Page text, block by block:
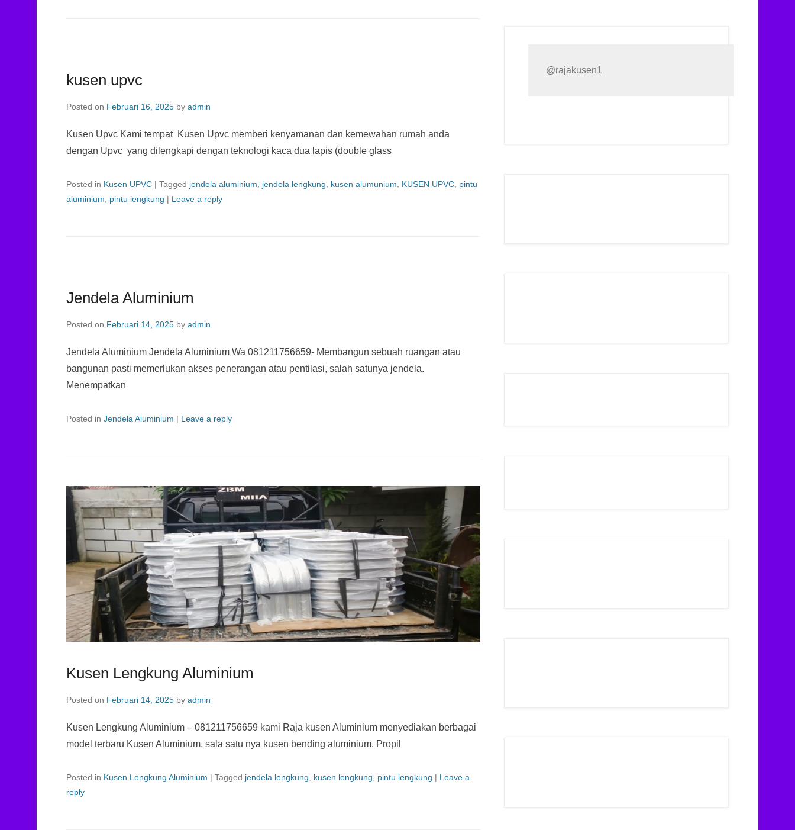
kusen upvc
Posted on Februari 16, 2025 by admin
Kusen Upvc Kami tempat Kusen Upvc memberi kenyamanan dan kemewahan rumah anda
dengan Upvc yang dilengkapi dengan teknologi kaca dua lapis (double glass
Posted in Kusen UPVC | Tagged jendela aluminium jendela lengkung kusen alumunium KUSEN UPVC pintu
aluminium
pintu lengkung | Leave a reply
Jendela Aluminium
Posted on Februari 14, 2025 by admin
Jendela Aluminium Jendela Aluminium Wa 081211756659- Membangun sebuah ruangan atau
bangunan pasti memerlukan akses penerangan atau pentilasi, salah satunya jendela.
Menempatkan
Posted in Jendela Aluminium | Leave a reply
Kusen Lengkung Aluminium
Posted on Februari 14, 2025 by admin
Kusen Lengkung Aluminium – 081211756659 kami Raja kusen Aluminium menyediakan berbagai
model terbaru Kusen Aluminium, sala satu nya kusen bending aluminium. Propil
Posted in Kusen Lengkung Aluminium | Tagged jendela lengkung kusen lengkung pintu lengkung | Leave a
reply
@rajakusen1